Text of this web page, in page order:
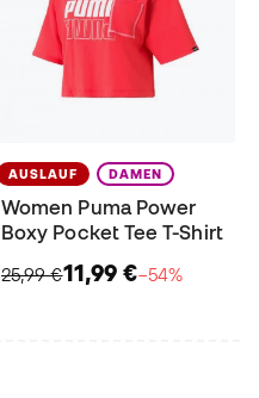
AUSLAUF DAMEN
Women Puma Power
Boxy Pocket Tee T-Shirt
25,99 €11,99 €−54%